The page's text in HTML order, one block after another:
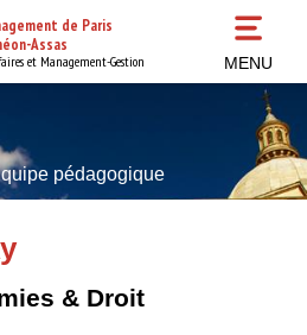
de Paris
Assas
et Management-Gestion MENU
pédagogique
& Droit